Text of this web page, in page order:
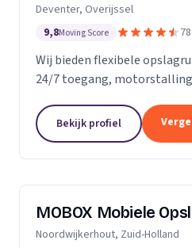
Deventer, Overijssel
9,8Moving Score
Wij bieden flexibele
24/7 toegang,
Bekijk profiel
MOBOX Mobiele
Noordwijkerhout, Zuid-Holland